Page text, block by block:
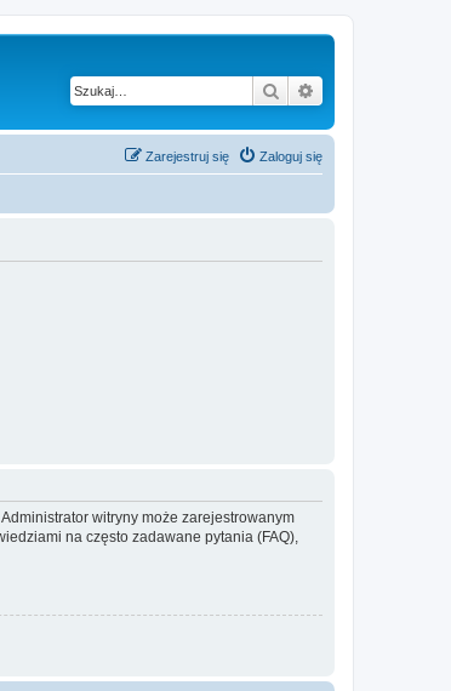
Szukaj
Zaloguj się
Zarejestruj się
witryny może zarejestrowanym
na często zadawane pytania (FAQ),